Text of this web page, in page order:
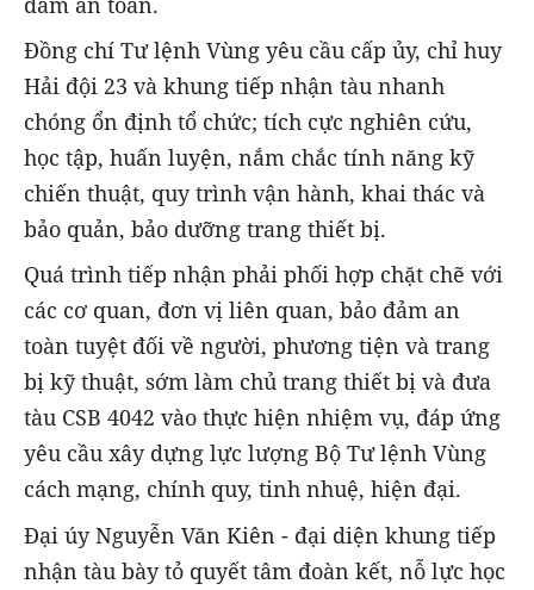
Đồng chí Tư lệnh Vùng yêu cầu cấp ủy, chỉ huy
Hải đội 23 và khung tiếp nhận tàu nhanh
chóng ổn định tổ chức; tích cực nghiên cứu,
học tập, huấn luyện, nắm chắc tính năng kỹ
chiến thuật, quy trình vận hành, khai thác và
bảo quản, bảo dưỡng trang thiết bị.
Quá trình tiếp nhận phải phối hợp chặt chẽ với
các cơ quan, đơn vị liên quan, bảo đảm an
toàn tuyệt đối về người, phương tiện và trang
bị kỹ thuật, sớm làm chủ trang thiết bị và đưa
tàu CSB 4042 vào thực hiện nhiệm vụ, đáp ứng
yêu cầu xây dựng lực lượng Bộ Tư lệnh Vùng
cách mạng, chính quy, tinh nhuệ, hiện đại.
Đại úy Nguyễn Văn Kiên - đại diện khung tiếp
nhận tàu bày tỏ quyết tâm đoàn kết, nỗ lực học